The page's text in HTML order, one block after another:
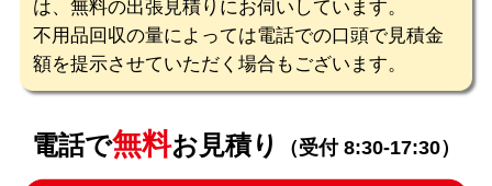
は、無料の出張見積りにお伺いしています。
不用品回収の量によっては電話での口頭で見積金
額を提示させていただく場合もございます。
電話で無料お見積り （受付 8:30-17:30）